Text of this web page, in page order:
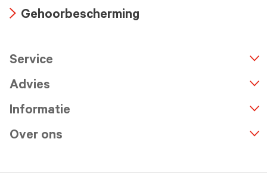
iconGehoorbescherming
Service
Advies
Informatie
Over ons